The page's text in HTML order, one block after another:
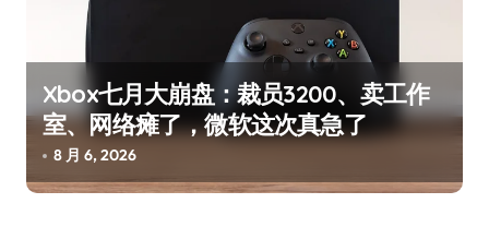
Xbox七月大崩盘：裁员3200、卖工作
室、网络瘫了，微软这次真急了
8 月 6, 2026